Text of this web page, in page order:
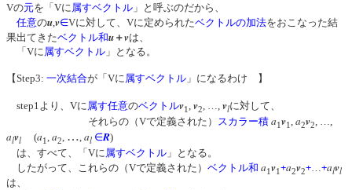
Vの元を「Vに 属すベクトル 」と呼ぶのだから、
任意のuv∈Vに対して、Vに定められたベクトルの加法をおこなった結
果出てきたベクトル和u ＋vは、
「Vに 属すベクトル 」となる。
【Step3: 一次結合が「Vに 属すベクトル 」になるわけ 】
step1より、Vに 属す任意のベクトルv1 v2 vlに対して、
それらの（Vで定義された） スカラー積 a1v1, a2v2, …,
alvl (a1 a2 … al ∈R)
は、すべて、「Vに 属すベクトル 」となる。
したがって、これらの（Vで定義された） ベクトル和 a1v1+a2v2+ +alvl
は、